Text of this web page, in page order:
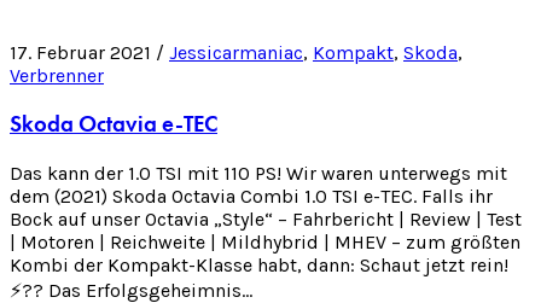
17. Februar 2021 / Jessicarmaniac, Kompakt, Skoda,
Verbrenner
Skoda Octavia e-TEC
Das kann der 1.0 TSI mit 110 PS! Wir waren unterwegs mit
dem (2021) Skoda Octavia Combi 1.0 TSI e-TEC. Falls ihr
Bock auf unser Octavia „Style“ – Fahrbericht | Review | Test
| Motoren | Reichweite | Mildhybrid | MHEV – zum größten
Kombi der Kompakt-Klasse habt, dann: Schaut jetzt rein!
⚡️?? Das Erfolgsgeheimnis…